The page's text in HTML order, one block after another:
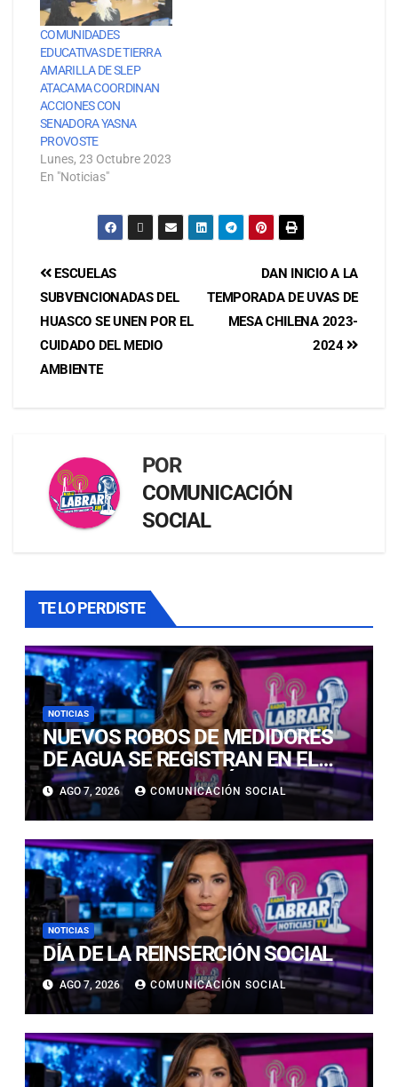
COMUNIDADES
EDUCATIVAS DE TIERRA
AMARILLA DE SLEP
ATACAMA COORDINAN
ACCIONES CON
SENADORA YASNA
PROVOSTE
Lunes, 23 Octubre 2023
En "Noticias"
DAN INICIO A LA
TEMPORADA DE UVAS DE
MESA CHILENA 2023-
2024
ESCUELAS
SUBVENCIONADAS DEL
HUASCO SE UNEN POR EL
CUIDADO DEL MEDIO
AMBIENTE
POR
COMUNICACIÓN
SOCIAL
TE LO PERDISTE
NOTICIAS
NUEVOS ROBOS DE MEDIDORES
DE AGUA SE REGISTRAN EN EL
CENTRO DE COPIAPÓ
AGO 7, 2026 COMUNICACIÓN SOCIAL
NOTICIAS
DÍA DE LA REINSERCIÓN SOCIAL
AGO 7, 2026 COMUNICACIÓN SOCIAL